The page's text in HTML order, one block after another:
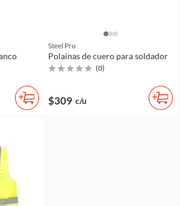
Steel Pro
Polainas de cuero para soldador
(0)
$309 c/u